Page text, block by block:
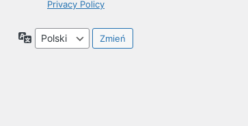
Privacy Policy
Język